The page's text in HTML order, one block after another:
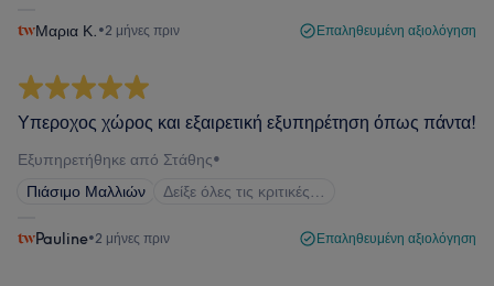
Μαρια Κ. •2 μήνες πριν Επαληθευμένη αξιολόγηση
Υπεροχος χώρος και εξαιρετική εξυπηρέτηση όπως πάντα!
Εξυπηρετήθηκε από Στάθης•
Πιάσιμο Μαλλιών
Δείξε όλες τις κριτικές…
Pauline•2 μήνες πριν Επαληθευμένη αξιολόγηση